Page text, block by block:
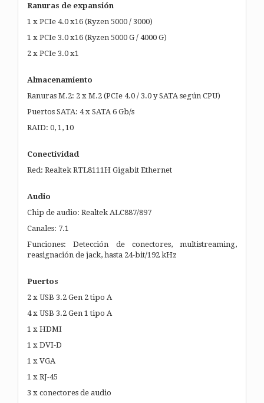
Ranuras de expansión
1 x PCIe 4.0 x16 (Ryzen 5000 / 3000)
1 x PCIe 3.0 x16 (Ryzen 5000 G / 4000 G)
2 x PCIe 3.0 x1
Almacenamiento
Ranuras M.2: 2 x M.2 (PCIe 4.0 / 3.0 y SATA según CPU)
Puertos SATA: 4 x SATA 6 Gb/s
RAID: 0, 1, 10
Conectividad
Red: Realtek RTL8111H Gigabit Ethernet
Audio
Chip de audio: Realtek ALC887/897
Canales: 7.1
Funciones: Detección de conectores, multistreaming,
reasignación de jack, hasta 24-bit/192 kHz
Puertos
2 x USB 3.2 Gen 2 tipo A
4 x USB 3.2 Gen 1 tipo A
1 x HDMI
1 x DVI-D
1 x VGA
1 x RJ-45
3 x conectores de audio